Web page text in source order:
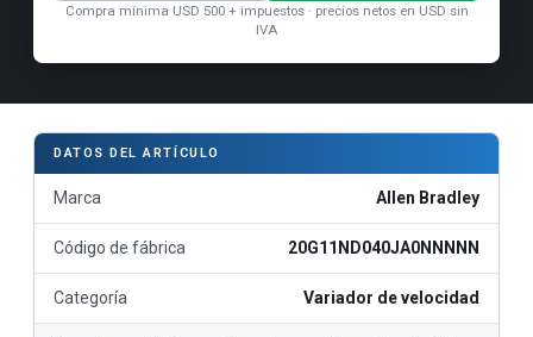
Compra mínima USD 500 + impuestos · precios netos en USD sin
IVA
DATOS DEL ARTÍCULO
Marca Allen Bradley
Código de fábrica 20G11ND040JA0NNNNN
Categoría Variador de velocidad